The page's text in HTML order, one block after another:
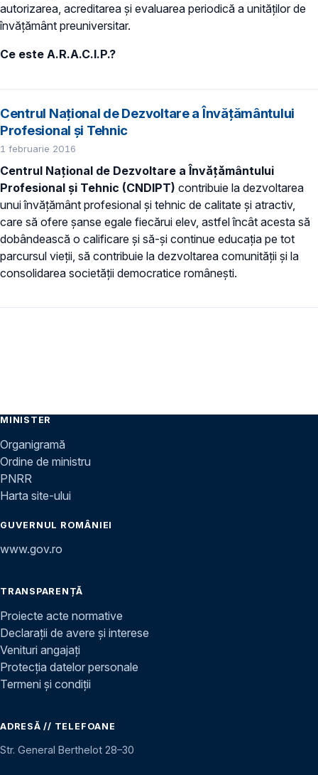
autorizarea, acreditarea şi evaluarea periodică a unităţilor de
învăţământ preuniversitar.
Ce este A.R.A.C.I.P.?
Centrul Național de Dezvoltare a Învățământului
Profesional și Tehnic
1 februarie 2016
Centrul Național de Dezvoltare a Învățământului
Profesional și Tehnic (CNDIPT) contribuie la dezvoltarea
unui învățământ profesional și tehnic de calitate și atractiv,
care să ofere șanse egale fiecărui elev, astfel încât acesta să
dobândească o calificare și să-și continue educația pe tot
parcursul vieții, să contribuie la dezvoltarea comunității și la
consolidarea societății democratice românești.
MINISTER
Organigramă
Ordine de ministru
PNRR
Harta site-ului
GUVERNUL ROMÂNIEI
www.gov.ro
TRANSPARENȚĂ
Proiecte acte normative
Declarații de avere și interese
Venituri angajați
Protecția datelor personale
Termeni și condiții
ADRESĂ // TELEFOANE
Str. General Berthelot 28–30